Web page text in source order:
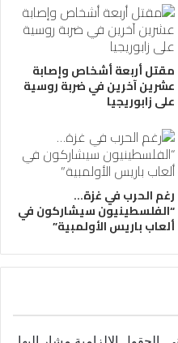
مقتل أربعة أشخاص وإصابة
عشرين آخرين في ضربة روسية
على زابوريجيا
رغم الحرب في غزة…
“الفلسطينيون سيشاركون في
ألعاب باريس الأولمبية”